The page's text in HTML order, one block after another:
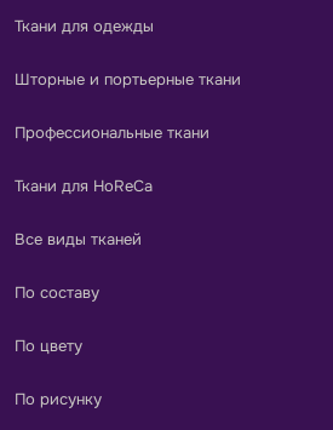
Ткани для одежды
Шторные и портьерные ткани
Профессиональные ткани
Ткани для HoReCa
Все виды тканей
По составу
По цвету
По рисунку